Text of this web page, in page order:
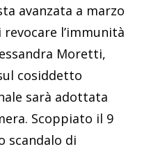
avanzata a marzo
l’immunità
Moretti,
cosiddetto
sarà adottata
Scoppiato il 9
scandalo di